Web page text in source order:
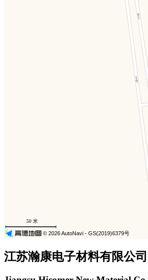
50 米
© 2026 AutoNavi - GS(2019)6379号
江苏瀚康电子材料有限公司